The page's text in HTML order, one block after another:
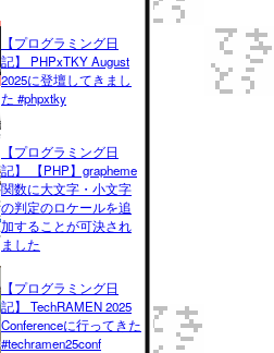
【プログラミング日
記】 PHPxTKY August
2025に登壇してきまし
た #phpxtky
【プログラミング日
記】 【PHP】grapheme
関数に大文字・小文字
の判定のロケールを追
加することが可決され
ました
【プログラミング日
記】 TechRAMEN 2025
Conferenceに行ってきた
#techramen25conf